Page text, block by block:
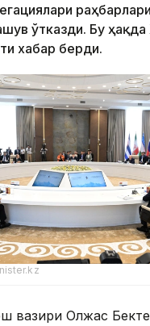
ўтказди. Бу
хабар берди.
вазири Олжас